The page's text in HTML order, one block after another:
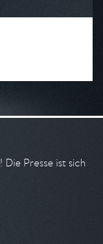
! Die Presse ist sich